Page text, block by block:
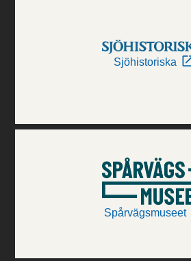
Sjöhistoriska
Spårvägsmuseet